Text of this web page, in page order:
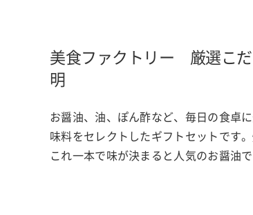
美食ファクトリー 厳選こ
明
お醤油、油、ぽん酢など、毎日の食卓
味料をセレクトしたギフトセットです
これ一本で味が決まると人気のお醤油で